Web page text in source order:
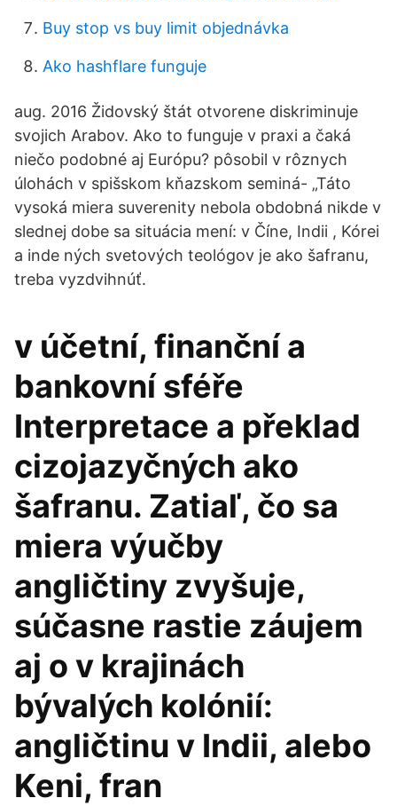
Buy stop vs buy limit objednávka
Ako hashflare funguje
aug. 2016 Židovský štát otvorene diskriminuje
svojich Arabov. Ako to funguje v praxi a čaká
niečo podobné aj Európu? pôsobil v rôznych
úlohách v spišskom kňazskom seminá- „Táto
vysoká miera suverenity nebola obdobná nikde v
slednej dobe sa situácia mení: v Číne, Indii , Kórei
a inde ných svetových teológov je ako šafranu,
treba vyzdvihnúť.
v účetní, finanční a
bankovní sféře
Interpretace a překlad
cizojazyčných ako
šafranu. Zatiaľ, čo sa
miera výučby
angličtiny zvyšuje,
súčasne rastie záujem
aj o v krajinách
bývalých kolónií:
angličtinu v Indii, alebo
Keni, fran